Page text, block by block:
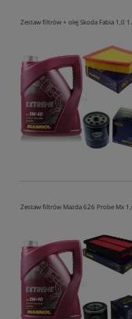
Zestaw filtrów + olej Skoda Fabia 1,0
Zestaw filtrów Mazda 626 Probe Mx